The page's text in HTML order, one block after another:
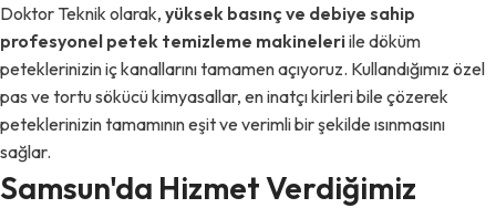
Doktor Teknik olarak, yüksek basınç ve debiye sahip
profesyonel petek temizleme makineleriile döküm
peteklerinizin iç kanallarını tamamen açıyoruz. Kullandığımız özel
pas ve tortu sökücü kimyasallar, en inatçı kirleri bile çözerek
peteklerinizin tamamının eşit ve verimli bir şekilde ısınmasını
sağlar.
Samsun'da Hizmet Verdiğimiz